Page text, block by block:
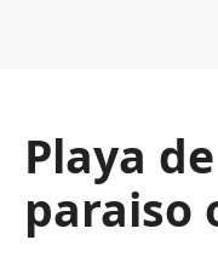
Playa
paraiso